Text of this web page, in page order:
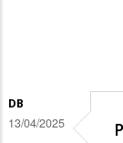
na
DB
13/04/2025